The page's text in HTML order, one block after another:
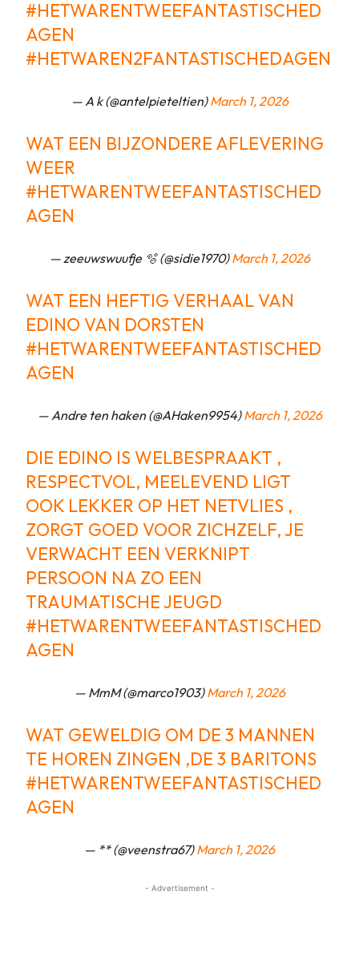
#HETWARENTWEEFANTASTISCHED
AGEN
#HETWAREN2FANTASTISCHEDAGEN
— A k (@antelpieteltien)March 1, 2026
WAT EEN BIJZONDERE AFLEVERING
WEER
#HETWARENTWEEFANTASTISCHED
AGEN
— zeeuwswuufje 🫧 (@sidie1970)March 1, 2026
WAT EEN HEFTIG VERHAAL VAN
EDINO VAN DORSTEN
#HETWARENTWEEFANTASTISCHED
AGEN
— Andre ten haken (@AHaken9954)March 1, 2026
DIE EDINO IS WELBESPRAAKT ,
RESPECTVOL, MEELEVEND LIGT
OOK LEKKER OP HET NETVLIES ,
ZORGT GOED VOOR ZICHZELF, JE
VERWACHT EEN VERKNIPT
PERSOON NA ZO EEN
TRAUMATISCHE JEUGD
#HETWARENTWEEFANTASTISCHED
AGEN
— MmM (@marco1903)March 1, 2026
WAT GEWELDIG OM DE 3 MANNEN
TE HOREN ZINGEN ,DE 3 BARITONS
#HETWARENTWEEFANTASTISCHED
AGEN
— ** (@veenstra67)March 1, 2026
- Advertisement -